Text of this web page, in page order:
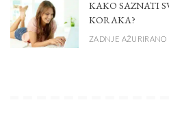
KAKO SAZNATI
KORAKA?
ZADNJE AŽURIRANO